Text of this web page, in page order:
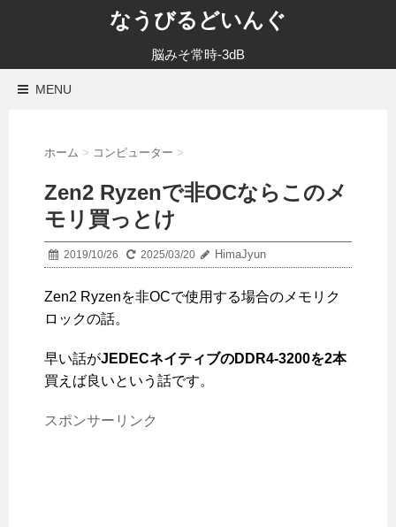
なうびるどいんぐ
脳みそ常時-3dB
MENU
ホーム > コンピューター >
Zen2 Ryzenで非OCならこのメ
モリ買っとけ
2019/10/26 2025/03/20 HimaJyun
Zen2 Ryzenを非OCで使用する場合のメモリク
ロックの話。
早い話がJEDECネイティブのDDR4-3200を2本
買えば良いという話です。
スポンサーリンク